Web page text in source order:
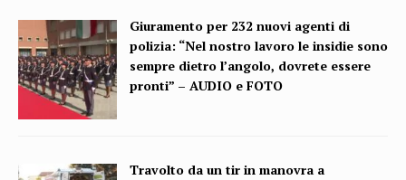
Giuramento per 232 nuovi agenti di
polizia: “Nel nostro lavoro le insidie sono
sempre dietro l’angolo, dovrete essere
pronti” – AUDIO e FOTO
Travolto da un tir in manovra a